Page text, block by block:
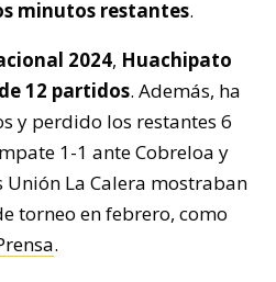
minutos restantes.
2024, Huachipato
12 partidos. Además, ha
y perdido los restantes 6
1-1 ante Cobreloa y
La Calera mostraban
torneo en febrero, como
.